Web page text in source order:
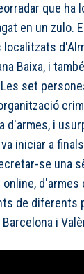
que ha
en un zulo.
Baixa, i
set
d'armes, i
iniciar a
se una
de diferents
Barcelona i